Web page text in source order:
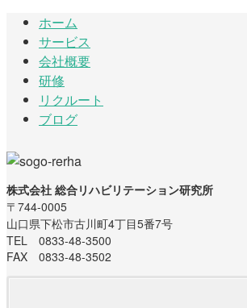
ホーム
サービス
会社概要
研修
リクルート
ブログ
株式会社 総合リハビリテーション研究所
〒744-0005
山口県下松市古川町4丁目5番7号
TEL 0833-48-3500
FAX 0833-48-3502